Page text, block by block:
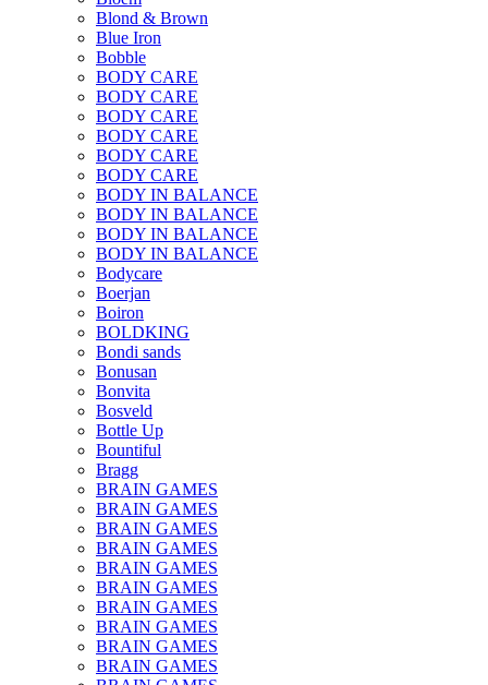
Blond & Brown
Blue Iron
Bobble
BODY CARE
BODY CARE
BODY CARE
BODY CARE
BODY CARE
BODY CARE
BODY IN BALANCE
BODY IN BALANCE
BODY IN BALANCE
BODY IN BALANCE
Bodycare
Boerjan
Boiron
BOLDKING
Bondi sands
Bonusan
Bonvita
Bosveld
Bottle Up
Bountiful
Bragg
BRAIN GAMES
BRAIN GAMES
BRAIN GAMES
BRAIN GAMES
BRAIN GAMES
BRAIN GAMES
BRAIN GAMES
BRAIN GAMES
BRAIN GAMES
BRAIN GAMES